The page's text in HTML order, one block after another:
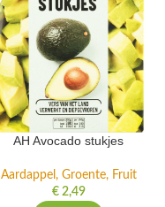
AH Avocado stukjes
Aardappel, Groente, Fruit
€2,49